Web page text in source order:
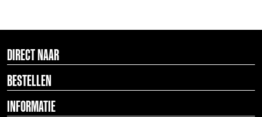
DIRECT NAAR
BESTELLEN
INFORMATIE